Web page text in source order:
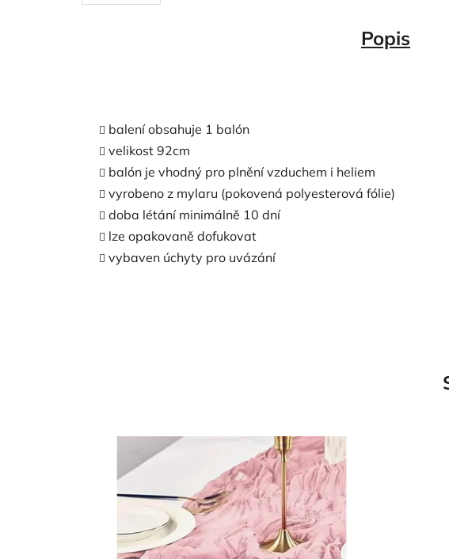
Popis
balení obsahuje 1 balón
velikost 92cm
balón je vhodný pro plnění vzduchem i heliem
vyrobeno z mylaru (pokovená polyesterová fólie)
doba létání minimálně 10 dní
lze opakovaně dofukovat
vybaven úchyty pro uvázání